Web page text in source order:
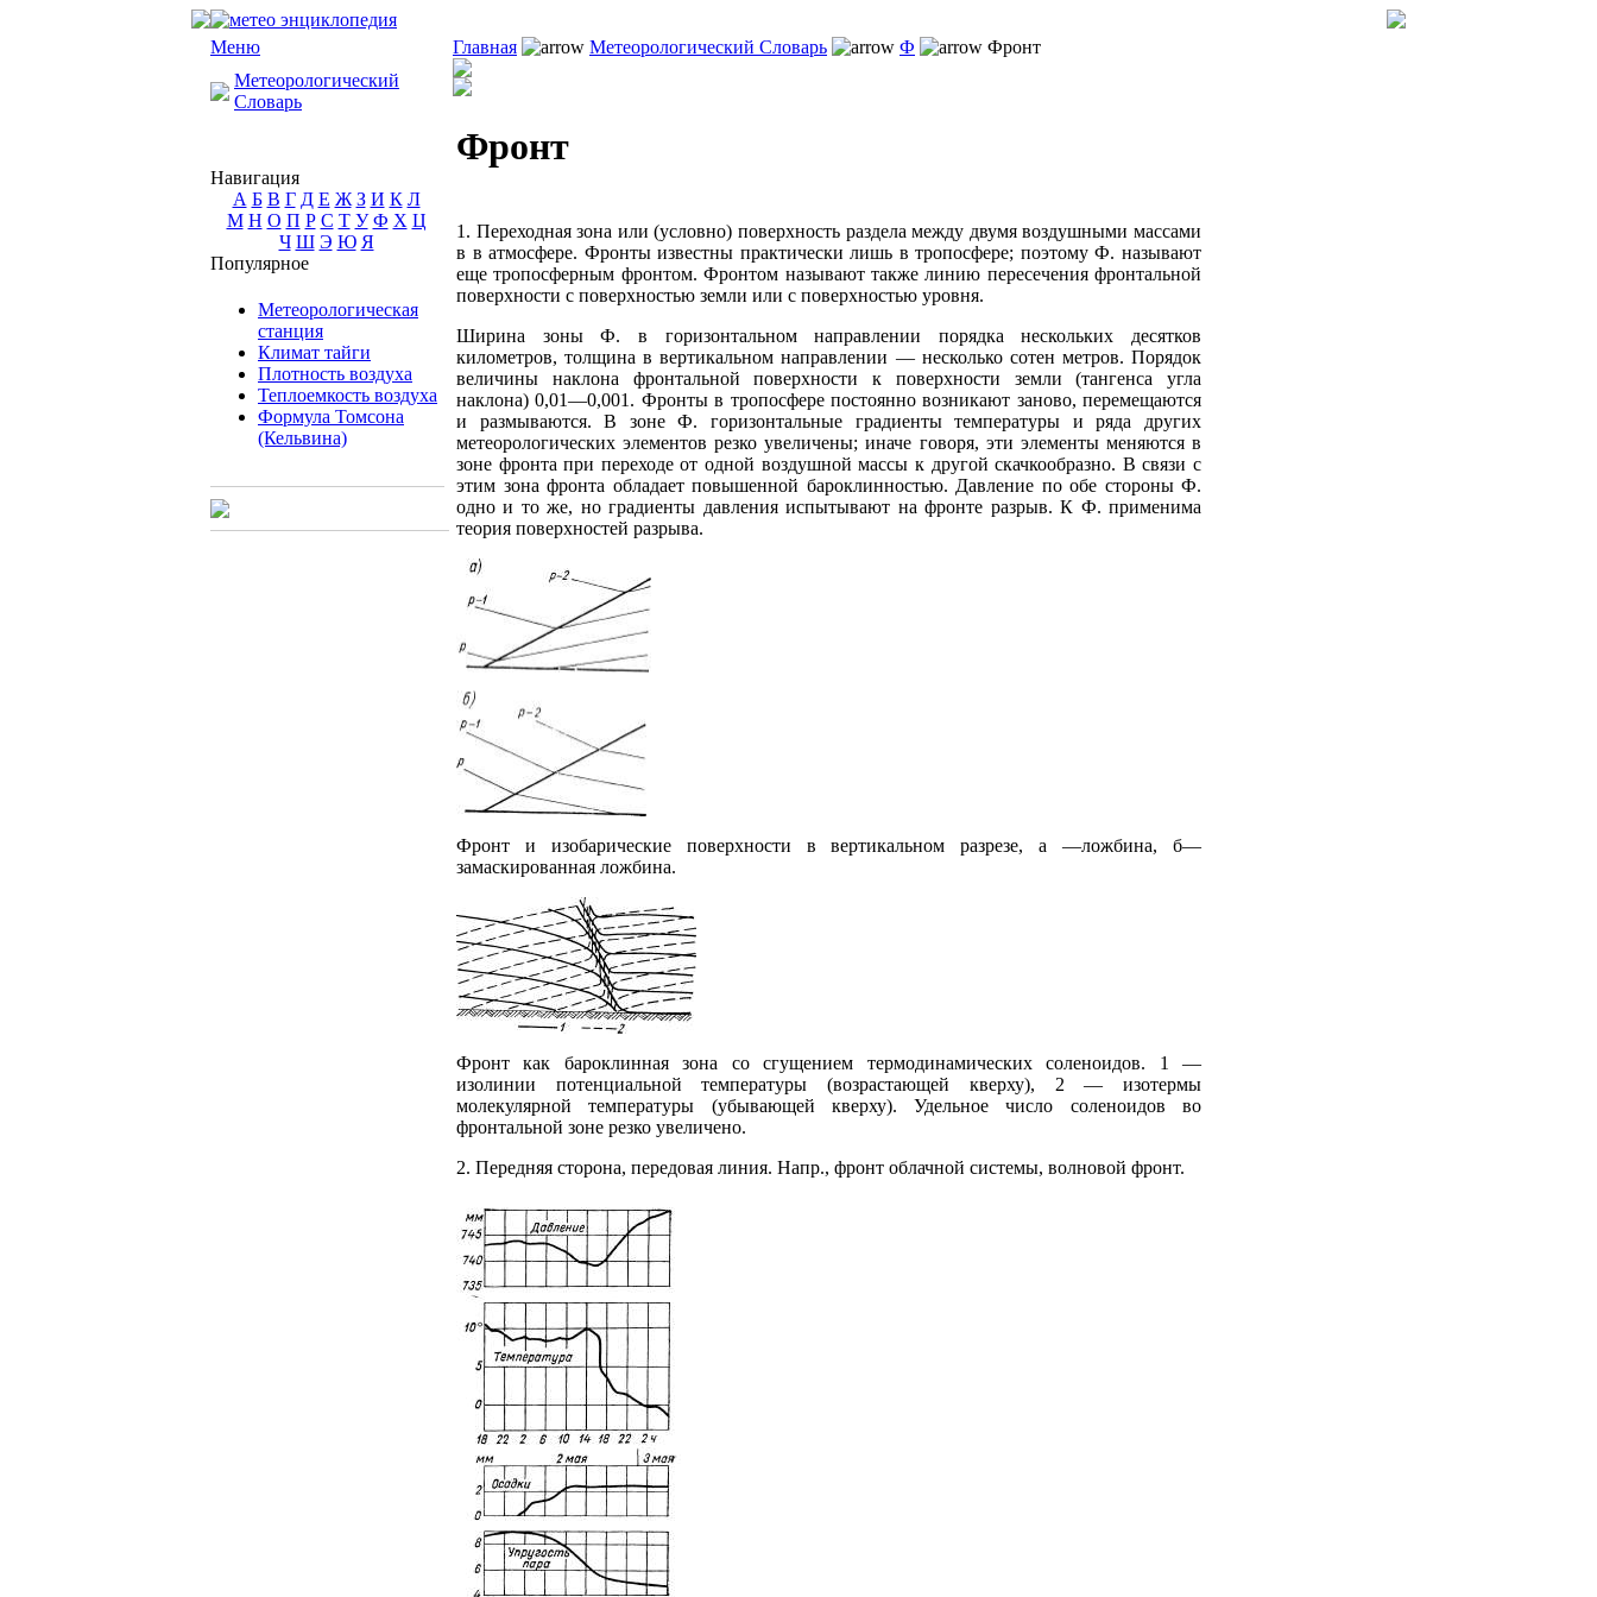
Меню
Метеорологический
Словарь
Навигация
А Б В Г Д Е Ж З И К Л
М Н О П Р С Т У Ф Х Ц
Ч Ш Э Ю Я
Популярное
Метеорологическая
станция
Климат тайги
Плотность воздуха
Теплоемкость воздуха
Формула Томсона
(Кельвина)
Главная Метеорологический Словарь Ф Фронт
Фронт
1. Переходная зона или (условно) поверхность раздела между двумя воздушными массами
в в атмосфере. Фронты известны практически лишь в тропосфере; поэтому Ф. называют
еще тропосферным фронтом. Фронтом называют также линию пересечения фронтальной
поверхности с поверхностью земли или с поверхностью уровня.
Ширина зоны Ф. в горизонтальном направлении порядка нескольких десятков
километров, толщина в вертикальном направлении — несколько сотен метров. Порядок
величины наклона фронтальной поверхности к поверхности земли (тангенса угла
наклона) 0,01—0,001. Фронты в тропосфере постоянно возникают заново, перемещаются
и размываются. В зоне Ф. горизонтальные градиенты температуры и ряда других
метеорологических элементов резко увеличены; иначе говоря, эти элементы меняются в
зоне фронта при переходе от одной воздушной массы к другой скачкообразно. В связи с
этим зона фронта обладает повышенной бароклинностью. Давление по обе стороны Ф.
одно и то же, но градиенты давления испытывают на фронте разрыв. К Ф. применима
теория поверхностей разрыва.
Фронт и изобарические поверхности в вертикальном разрезе, а —ложбина, б—
замаскированная ложбина.
Фронт как бароклинная зона со сгущением термодинамических соленоидов. 1 —
изолинии потенциальной температуры (возрастающей кверху), 2 — изотермы
молекулярной температуры (убывающей кверху). Удельное число соленоидов во
фронтальной зоне резко увеличено.
2. Передняя сторона, передовая линия. Напр., фронт облачной системы, волновой фронт.